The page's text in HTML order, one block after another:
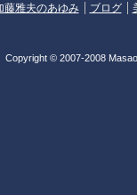
藤雅夫のあゆみ ブログ
Copyright © 2007-2008